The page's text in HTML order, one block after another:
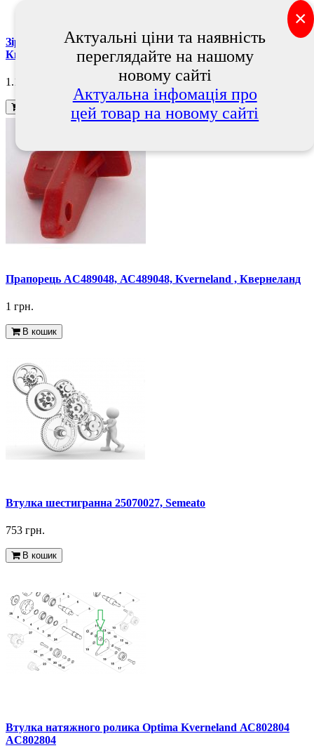
×
Актуальні ціни та наявність
переглядайте на нашому
новому сайті
Актуальна інфомація про
цей товар на новому сайті
Зірочки ланцюга Z = 13 AC850134 АС850134, Kverneland,
Квернеланд
1.168 грн.
Прапорець AC489048, АС489048, Kverneland , Квернеланд
1 грн.
В кошик
Втулка шестигранна 25070027, Semeato
753 грн.
В кошик
Втулка натяжного ролика Optima Kverneland АС802804
AC802804